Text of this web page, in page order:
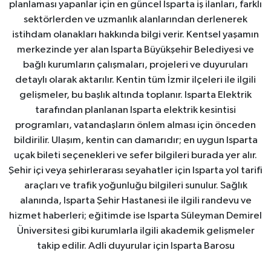
planlaması yapanlar için en güncel Isparta iş ilanları, farklı
sektörlerden ve uzmanlık alanlarından derlenerek
istihdam olanakları hakkında bilgi verir. Kentsel yaşamın
merkezinde yer alan Isparta Büyükşehir Belediyesi ve
bağlı kurumların çalışmaları, projeleri ve duyuruları
detaylı olarak aktarılır. Kentin tüm İzmir ilçeleri ile ilgili
gelişmeler, bu başlık altında toplanır. Isparta Elektrik
tarafından planlanan Isparta elektrik kesintisi
programları, vatandaşların önlem alması için önceden
bildirilir. Ulaşım, kentin can damarıdır; en uygun Isparta
uçak bileti seçenekleri ve sefer bilgileri burada yer alır.
Şehir içi veya şehirlerarası seyahatler için Isparta yol tarifi
araçları ve trafik yoğunluğu bilgileri sunulur. Sağlık
alanında, Isparta Şehir Hastanesi ile ilgili randevu ve
hizmet haberleri; eğitimde ise Isparta Süleyman Demirel
Üniversitesi gibi kurumlarla ilgili akademik gelişmeler
takip edilir. Adli duyurular için Isparta Barosu